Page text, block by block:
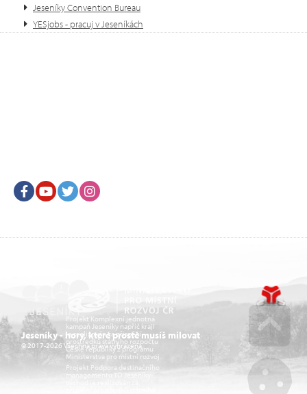
Jeseníky Convention Bureau
YESjobs - pracuj v Jeseníkách
FacebookYoutubeTwitter
Jeseníky - hory, které prostě musíš milovat
© 2017-2026 Všechna práva vyhrazena.
Projekt Komplexní jednotná
kampaň Jeseníky napříč kraji
je realizován za přispění
prostředků státního rozpočtu
České republiky z programu
Ministerstva pro místní rozvoj.
Projekt Podpora destinačního
managementu TO Jeseníky- Go